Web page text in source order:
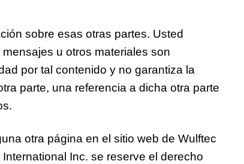
sobre esas otras partes. Usted
u otros materiales son
por tal contenido y no garantiza la
parte, una referencia a dicha otra parte
otra página en el sitio web de Wulftec
Inc. se reserve el derecho